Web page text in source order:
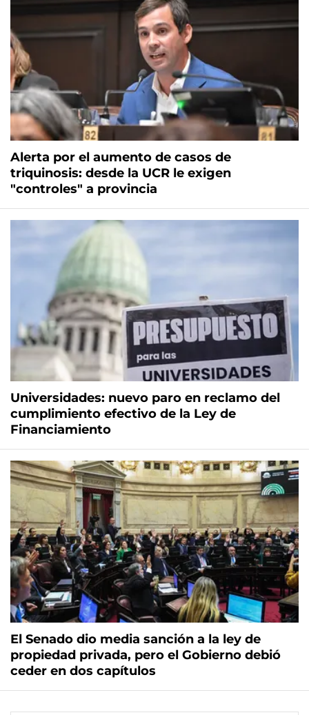
Alerta por el aumento de casos de
triquinosis: desde la UCR le exigen
"controles" a provincia
Universidades: nuevo paro en reclamo del
cumplimiento efectivo de la Ley de
Financiamiento
El Senado dio media sanción a la ley de
propiedad privada, pero el Gobierno debió
ceder en dos capítulos